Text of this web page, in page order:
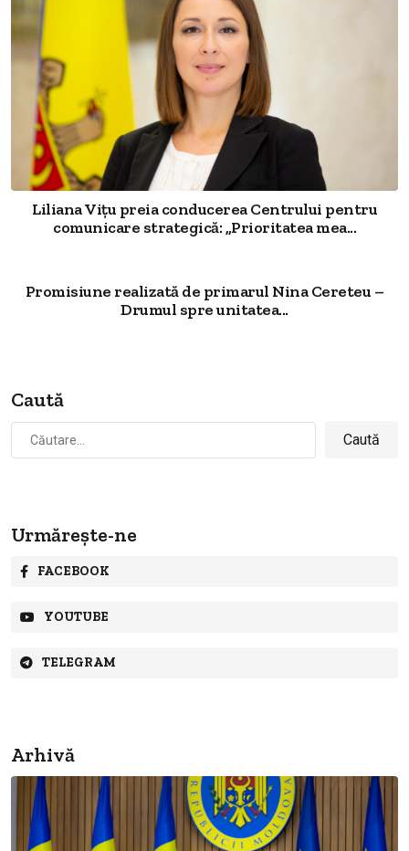
Liliana Vițu preia conducerea Centrului pentru
comunicare strategică: „Prioritatea mea...
Promisiune realizată de primarul Nina Cereteu –
Drumul spre unitatea...
Caută
Caută
după:
Urmărește-ne
FACEBOOK
YOUTUBE
TELEGRAM
Arhivă